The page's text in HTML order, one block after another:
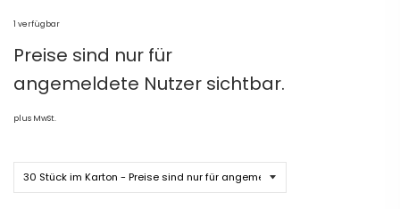
1 verfügbar
Preise sind nur für
angemeldete Nutzer sichtbar.
plus MwSt.